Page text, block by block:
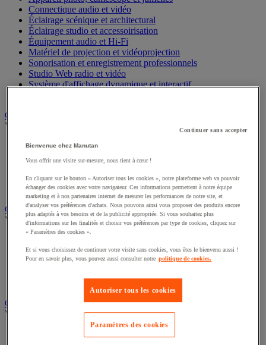
Connectique audio et vidéo
Éclairage scénique et architectural
Éclairage studio et accessoirisation
Équipement audio et Hi-Fi
Matériel de projection et vidéoprojection
Sonorisation et enregistrement professionnels
Studio Web radio et vidéo
Système d'affichage dynamique et interactif
Chauffage, climatisation et traitement de l'air
Voir toute la catégorie
Chauffage
Climatiseur
Traitement de l'air
Ventilateur
Classement et archivage
Voir toute la catégorie
Boîte et caisse d'archives
Chemise et trieur
Cloison et mobilier acoustique
Voir toute la catégorie
Cloison acoustique
Continuer sans accepter
Bienvenue chez Manutan
Vous offrir une visite sur-mesure, nous tient à cœur !
En cliquant sur le bouton « Autoriser tous les cookies », notre plateforme web va pouvoir
échanger des cookies avec votre navigateur. Ces informations permettent à notre équipe
marketing et à nos partenaires internet de mesurer les performances de notre site, et
d'analyser vos préférences d'achats. Nous pouvons ainsi vous proposer des produits encore
plus adaptés à vos besoins et de la publicité appropriée. Si vous souhaitez plus
d'informations sur les finalités et choisir vos préférences par type de cookies, cliquez sur
« Paramètres des cookies ».
Et si vous choisissez de continuer votre visite sans cookies, vous êtes le bienvenu aussi !
Pour en savoir plus, vous pouvez aussi consulter notre politique de cookies.
Autoriser tous les cookies
Paramètres des cookies